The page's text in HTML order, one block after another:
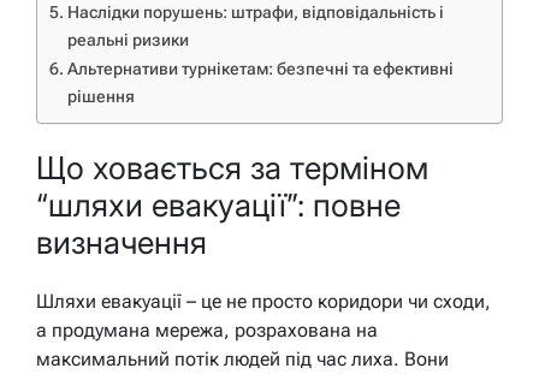
Наслідки порушень: штрафи, відповідальність і
реальні ризики
Альтернативи турнікетам: безпечні та ефективні
рішення
Що ховається за терміном
“шляхи евакуації”: повне
визначення
Шляхи евакуації – це не просто коридори чи сходи,
а продумана мережа, розрахована на
максимальний потік людей під час лиха. Вони